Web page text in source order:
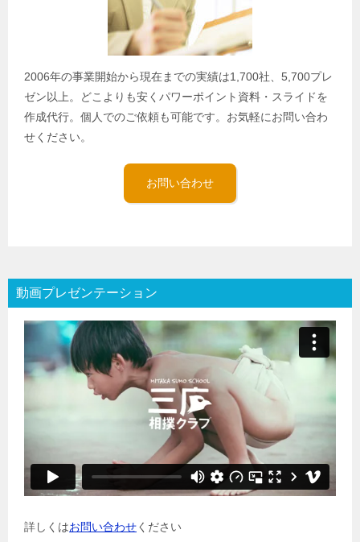
2006年の事業開始から現在までの実績は1,700社、5,700プレ
ゼン以上。どこよりも安くパワーポイント資料・スライドを
作成代行。個人でのご依頼も可能です。お気軽にお問い合わ
せください。
お問い合わせ
動画プレゼンテーション
詳しくはお問い合わせください